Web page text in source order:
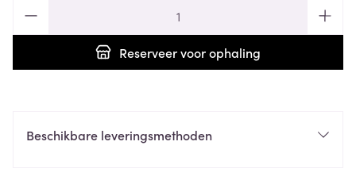
Reserveervoor ophaling
Beschikbare leveringsmethoden